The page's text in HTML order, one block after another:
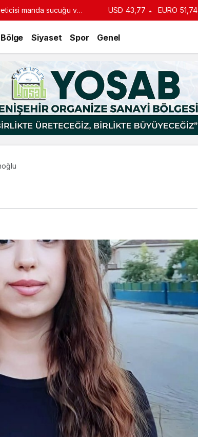
manda sucuğu ve USD 43,77 EURO 51,74
Siyaset Spor Genel
Bursa Bölge
Manda Köyü’nün 50 yıllık
üreticisi manda sucuğu ve
yoğurduyla fark oluşturdu